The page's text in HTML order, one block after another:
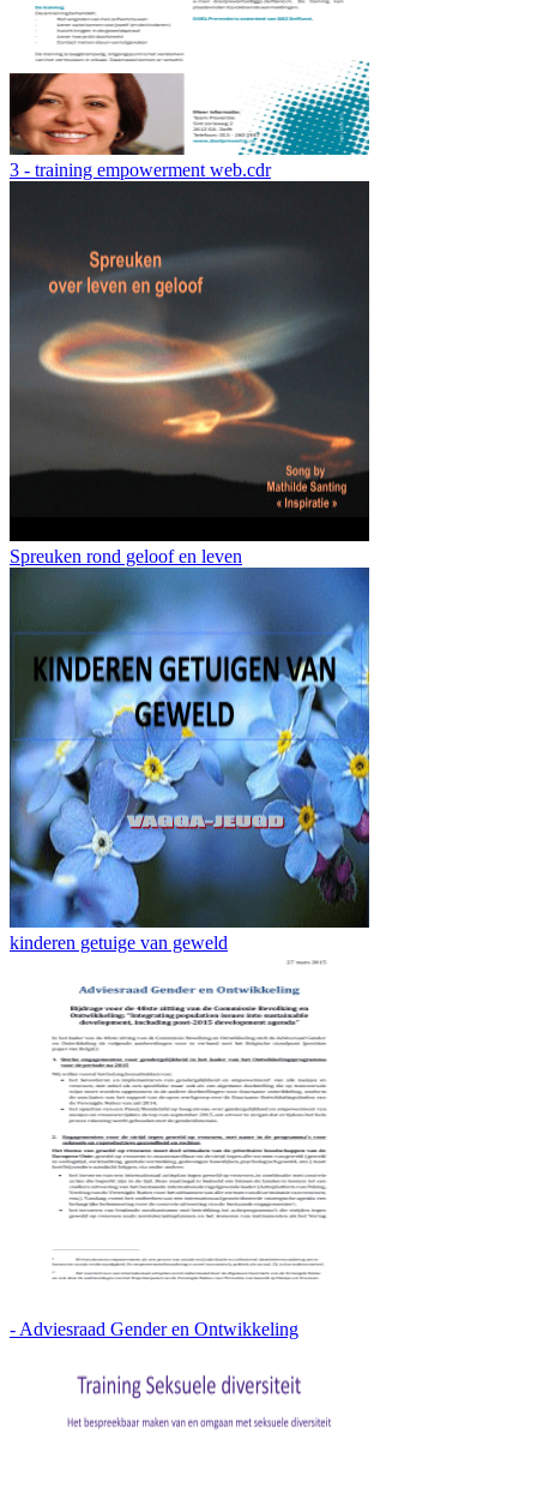
3 - training empowerment web.cdr
Spreuken rond geloof en leven
kinderen getuige van geweld
- Adviesraad Gender en Ontwikkeling